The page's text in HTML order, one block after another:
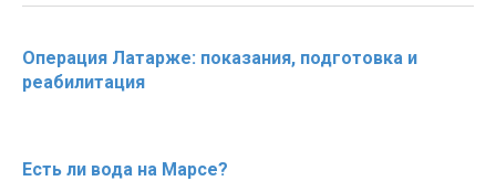
Операция Латарже: показания, подготовка и
реабилитация
Есть ли вода на Марсе?